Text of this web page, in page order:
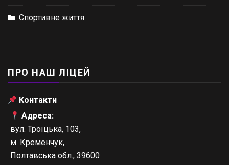
Спортивне життя
ПРО НАШ ЛІЦЕЙ
Контакти
Адреса:
вул. Троїцька, 103,
м. Кременчук,
Полтавська обл., 39600